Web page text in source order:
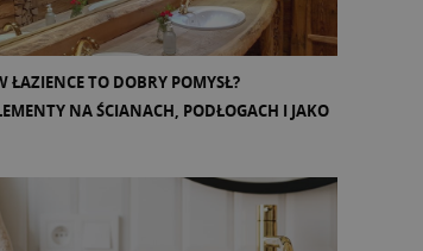
ŁAZIENCE TO DOBRY POMYSŁ?
NA ŚCIANACH, PODŁOGACH I JAKO